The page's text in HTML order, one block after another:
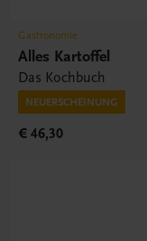
Gastronomie
Alles Kartoffel
Das Kochbuch
NEUERSCHEINUNG
€ 46,30